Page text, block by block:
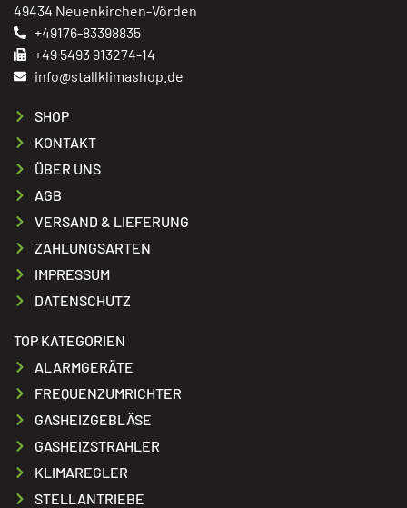
49434 Neuenkirchen-Vörden
+49176-83398835
+49 5493 913274-14
info@stallklimashop.de
SHOP
KONTAKT
ÜBER UNS
AGB
VERSAND & LIEFERUNG
ZAHLUNGSARTEN
IMPRESSUM
DATENSCHUTZ
TOP KATEGORIEN
ALARMGERÄTE
FREQUENZUMRICHTER
GASHEIZGEBLÄSE
GASHEIZSTRAHLER
KLIMAREGLER
STELLANTRIEBE